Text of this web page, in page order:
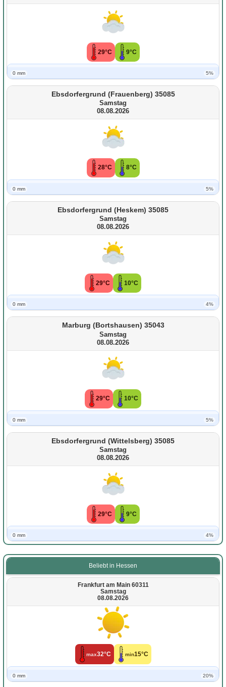
29°C 9°C
0 mm 5%
Ebsdorfergrund (Frauenberg) 35085
Samstag
08.08.2026
28°C 8°C
0 mm 5%
Ebsdorfergrund (Heskem) 35085
Samstag
08.08.2026
29°C 10°C
0 mm 4%
Marburg (Bortshausen) 35043
Samstag
08.08.2026
29°C 10°C
0 mm 5%
Ebsdorfergrund (Wittelsberg) 35085
Samstag
08.08.2026
29°C 9°C
0 mm 4%
Beliebt in Hessen
Frankfurt am Main 60311
Samstag
08.08.2026
max32°C min15°C
0 mm 20%